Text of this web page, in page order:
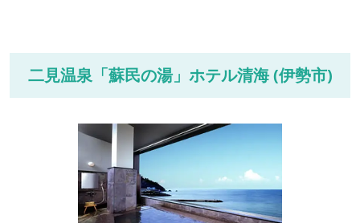
二見温泉「蘇民の湯」ホテル清海 (伊勢市)